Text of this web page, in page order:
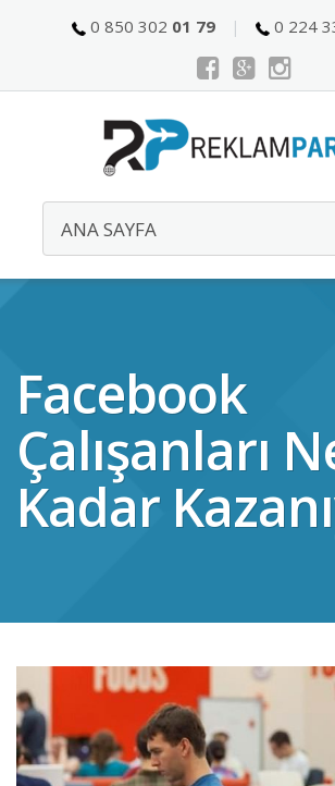
0 850 302 01 79 0 224
Facebook
Çalışanları
Kadar